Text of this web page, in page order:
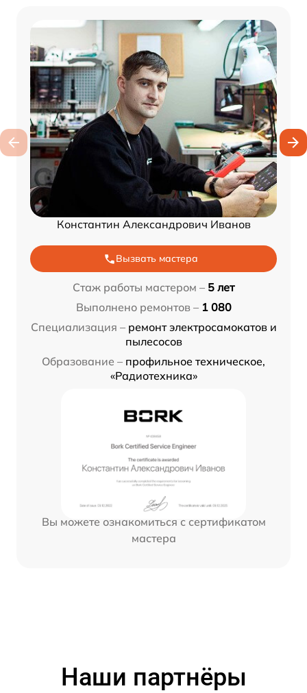
Константин Александрович Иванов
Вызвать мастера
Стаж работы мастером – 5 лет
Выполнено ремонтов – 1 080
Специализация – ремонт электросамокатов и
пылесосов
Образование – профильное техническое,
«Радиотехника»
Вы можете ознакомиться с сертификатом
мастера
Наши партнёры